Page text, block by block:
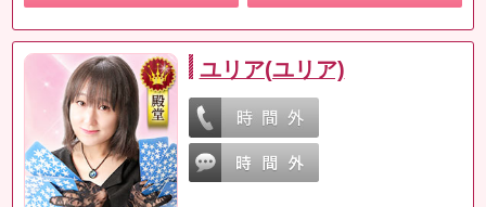
ユリア(ユリア)